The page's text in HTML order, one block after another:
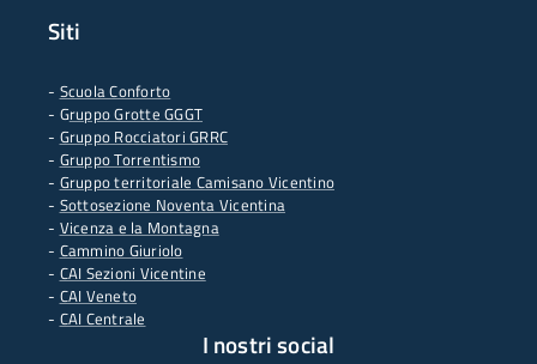
Siti
- Scuola Conforto
- Gruppo Grotte GGGT
- Gruppo Rocciatori GRRC
- Gruppo Torrentismo
- Gruppo territoriale Camisano Vicentino
- Sottosezione Noventa Vicentina
- Vicenza e la Montagna
- Cammino Giuriolo
- CAI Sezioni Vicentine
- CAI Veneto
- CAI Centrale
I nostri social